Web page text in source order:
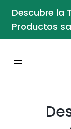
Descubre la
Productos